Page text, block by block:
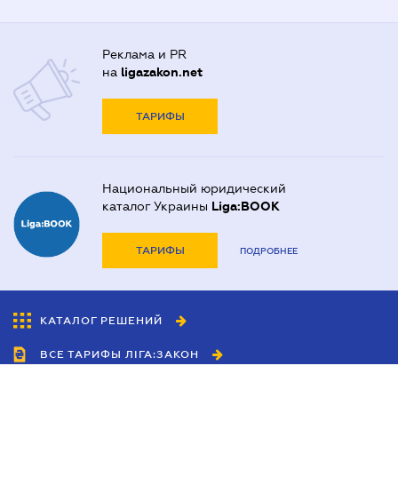
Реклама и PR
на ligazakon.net
ТАРИФЫ
Национальный юридический
каталог Украины Liga:BOOK
ТАРИФЫ ПОДРОБНЕЕ
КАТАЛОГ РЕШЕНИЙ
ВСЕ ТАРИФЫ ЛІГА:ЗАКОН